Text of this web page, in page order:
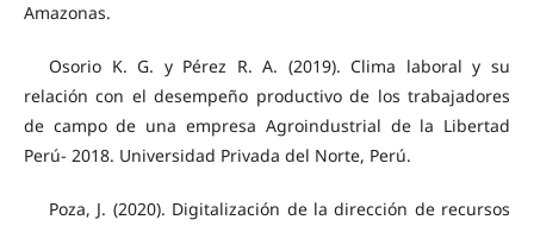
Amazonas.
Osorio K. G. y Pérez R. A. (2019). Clima laboral y su
relación con el desempeño productivo de los trabajadores
de campo de una empresa Agroindustrial de la Libertad
Perú- 2018. Universidad Privada del Norte, Perú.
Poza, J. (2020). Digitalización de la dirección de recursos